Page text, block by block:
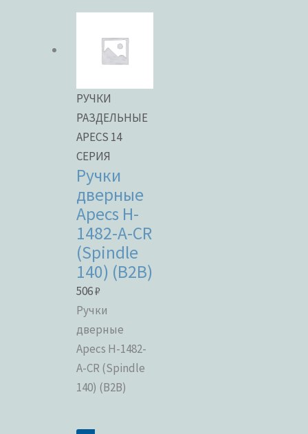
РУЧКИ
РАЗДЕЛЬНЫЕ
APECS 14
СЕРИЯ
Ручки
дверные
Apecs H-
1482-A-CR
(Spindle
140) (B2B)
506₽
Ручки
дверные
Apecs H-1482-
A-CR (Spindle
140) (B2B)